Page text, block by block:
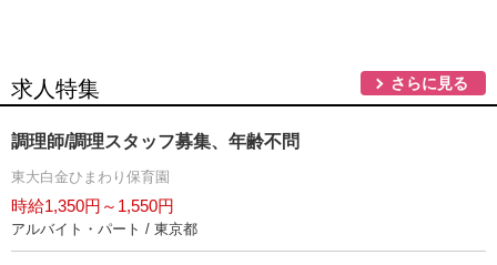
求人特集 さらに見る
調理師/調理スタッフ募集、年齢不問
東大白金ひまわり保育園
時給1,350円～1,550円
アルバイト・パート / 東京都